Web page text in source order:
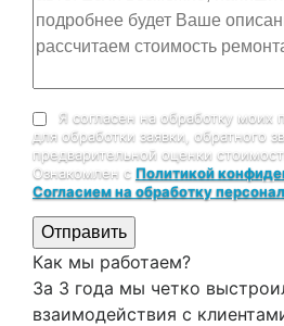
Я согласен на обработку моих
для обработки заявки, обратного
предварительной оценки
Ознакомлен с Политикой
Согласием на обработку
Отправить
Как мы работаем?
За 3 года мы четко
взаимодействия с